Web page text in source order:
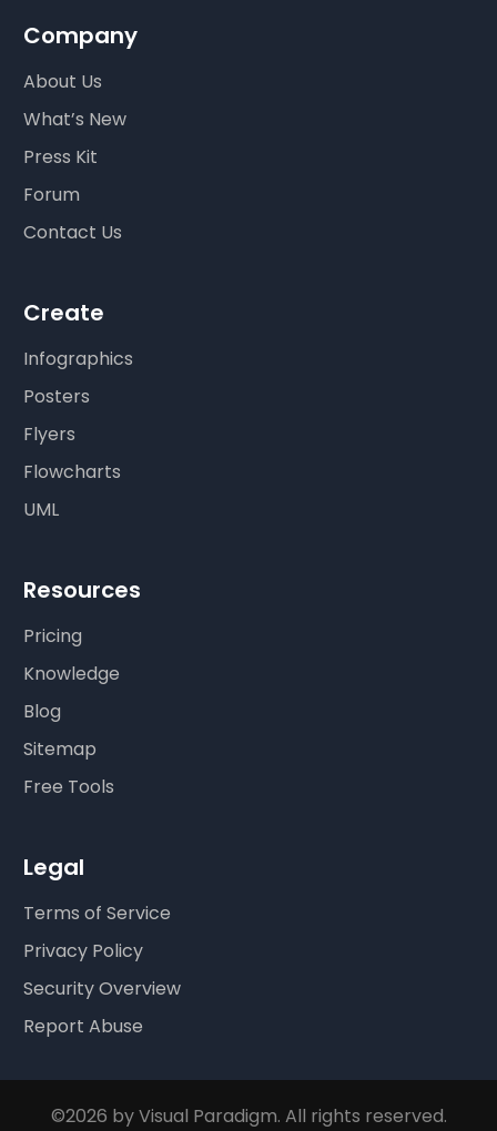
Company
About Us
What’s New
Press Kit
Forum
Contact Us
Create
Infographics
Posters
Flyers
Flowcharts
UML
Resources
Pricing
Knowledge
Blog
Sitemap
Free Tools
Legal
Terms of Service
Privacy Policy
Security Overview
Report Abuse
©2026 by Visual Paradigm. All rights reserved.